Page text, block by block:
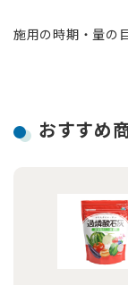
施用の時期・量の
おすすめ